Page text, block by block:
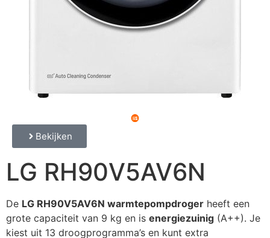
LG RH90V5AV6N
De LG RH90V5AV6N warmtepompdroger heeft een
grote capaciteit van 9 kg en is energiezuinig (A++). Je
kiest uit 13 droogprogramma’s en kunt extra
Bekijken